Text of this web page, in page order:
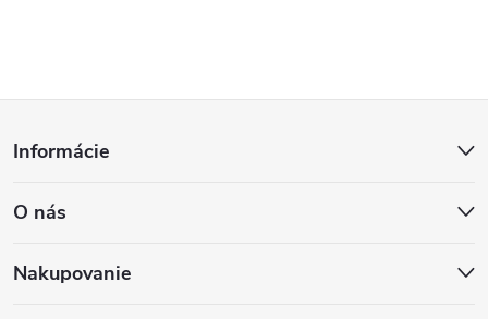
p
ä
Informácie
O nás
Nakupovanie